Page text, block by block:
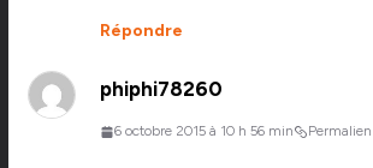
Répondre
phiphi78260
6 octobre 2015 à 10 h 56 min Permalien